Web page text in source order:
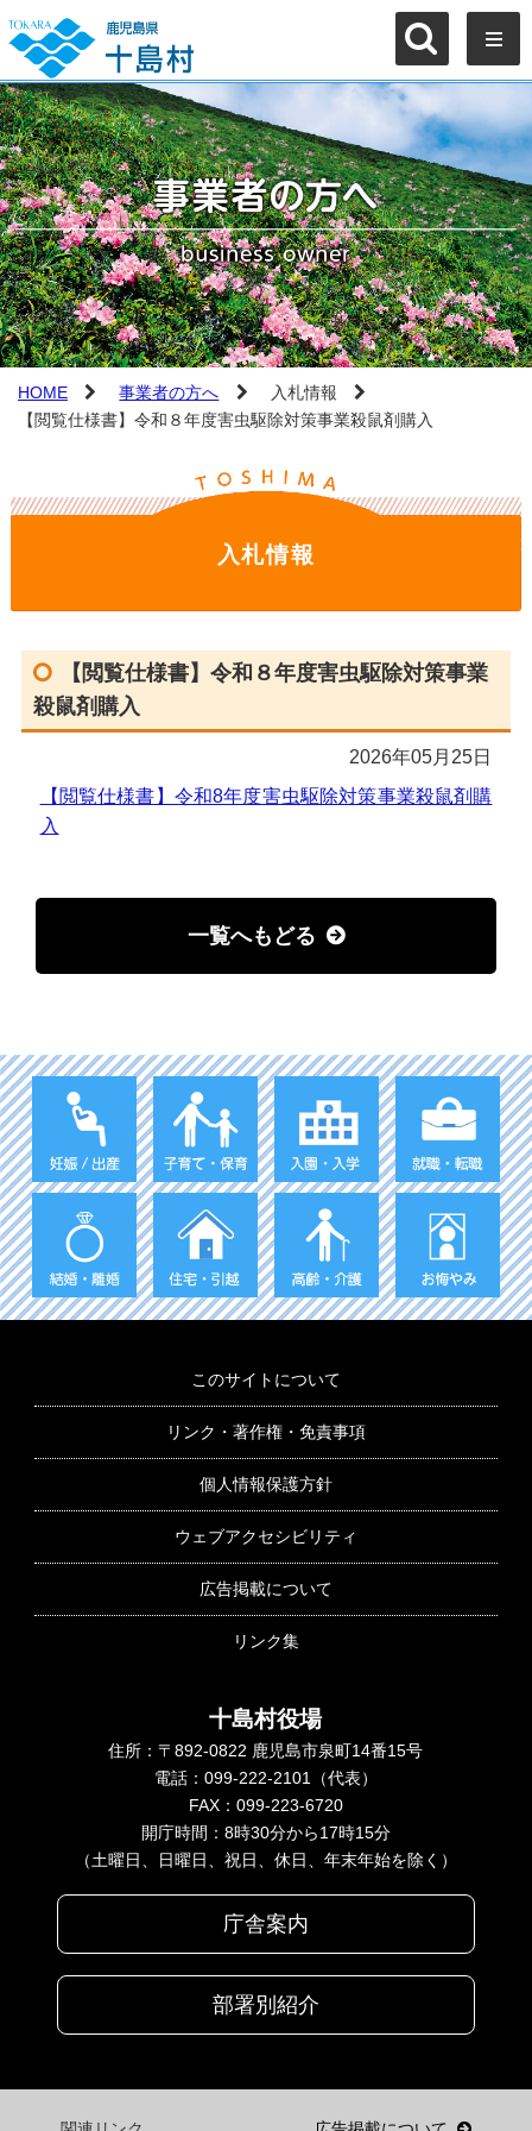
HOME 事業者の方へ
入札情報
【閲覧仕様書】令和８年度害虫駆除対策事業殺鼠剤購入
入札情報
【閲覧仕様書】令和８年度害虫駆除対策事業
殺鼠剤購入
2026年05月25日
【閲覧仕様書】令和8年度害虫駆除対策事業殺鼠剤購
入
一覧へもどる
このサイトについて
リンク・著作権・免責事項
個人情報保護方針
ウェブアクセシビリティ
広告掲載について
リンク集
十島村役場
住所：〒892-0822 鹿児島市泉町14番15号
電話：099-222-2101（代表）
FAX：099-223-6720
開庁時間：8時30分から17時15分
（土曜日、日曜日、祝日、休日、年末年始を除く）
庁舎案内
部署別紹介